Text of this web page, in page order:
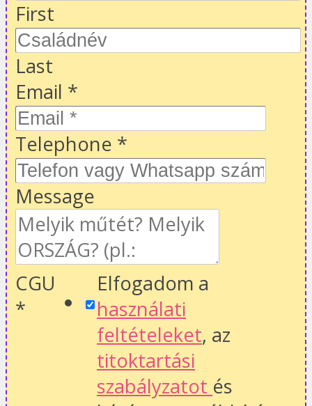
First
Last
Email *
Telephone *
Message
CGU
*
Elfogadom a
használati
feltételeket, az
titoktartási
szabályzatot és